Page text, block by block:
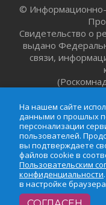
О мужестве,
Ленинградцы —
31 июля 2026
Маршрутами
31 июля 2026
31 июля 2026
Правила для
31 июля 2026
С рабочим
31 июля 2026
В
кораблик Памяти»
© Информационно-
Свидетельство о
выдано
связи,
Главный
E-
Адрес редакции:г.
На нашем сайте
данными о прошлых
персонализации
пользователей.
вы подтверждаете
файлов cookie в
Пользовательским
конфиденциальности
в настройке